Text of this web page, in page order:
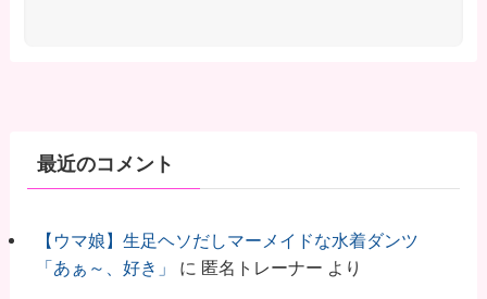
最近のコメント
【ウマ娘】生足ヘソだしマーメイドな水着ダンツ
「あぁ～、好き」
に 匿名トレーナー より